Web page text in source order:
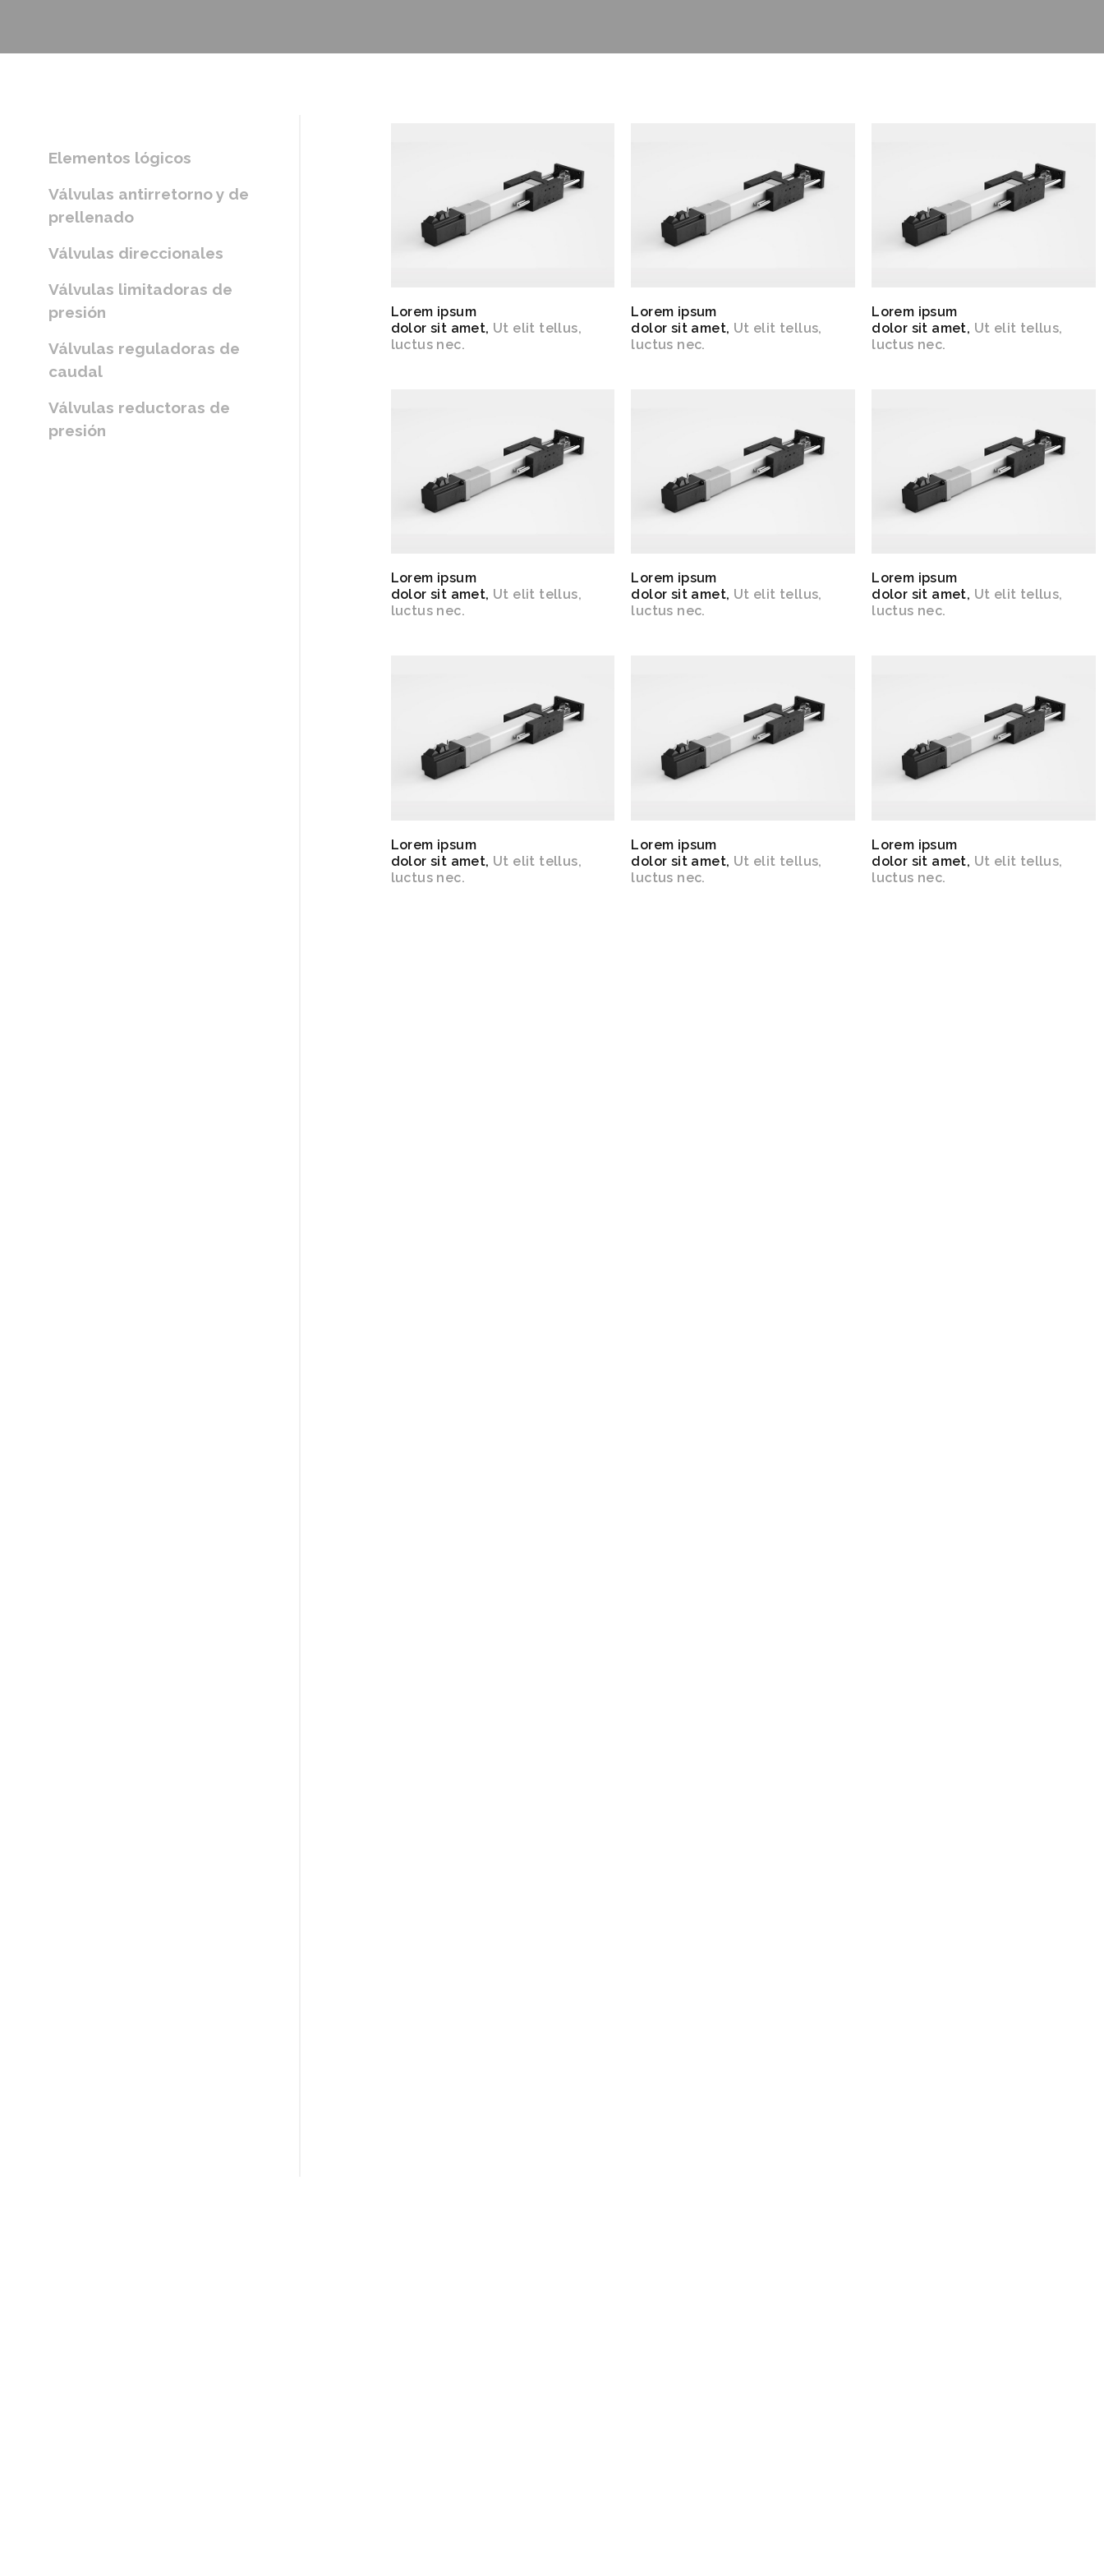
Elementos lógicos
Válvulas antirretorno y de
prellenado
Válvulas direccionales
Válvulas limitadoras de
presión
Válvulas reguladoras de
caudal
Válvulas reductoras de
presión
Lorem ipsum
dolor sit amet, Ut elit tellus,
luctus nec.
Lorem ipsum
dolor sit amet, Ut elit tellus,
luctus nec.
Lorem ipsum
dolor sit amet, Ut elit tellus,
luctus nec.
Lorem ipsum
dolor sit amet, Ut elit tellus,
luctus nec.
Lorem ipsum
dolor sit amet, Ut elit tellus,
luctus nec.
Lorem ipsum
dolor sit amet, Ut elit tellus,
luctus nec.
Lorem ipsum
dolor sit amet, Ut elit tellus,
luctus nec.
Lorem ipsum
dolor sit amet, Ut elit tellus,
luctus nec.
Lorem ipsum
dolor sit amet, Ut elit tellus,
luctus nec.